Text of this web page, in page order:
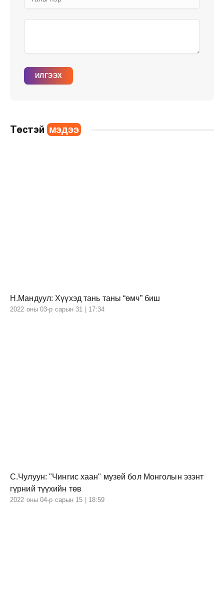
ИЛГЭЭХ
Төстэй мэдээ
Н.Мандуул: Хүүхэд тань таны “өмч” биш
2022 оны 03-р сарын 31 | 17:34
С.Чулуун: "Чингис хаан" музей бол Монголын эзэнт
гүрний түүхийн төв
2022 оны 04-р сарын 15 | 18:59